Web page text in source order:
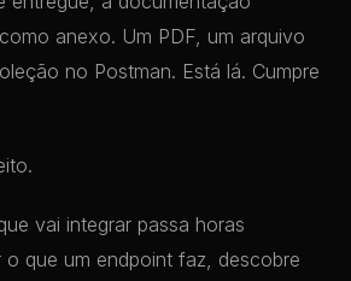
anexo. Um PDF, um arquivo
no Postman. Está lá. Cumpre
vai integrar passa horas
que um endpoint faz, descobre